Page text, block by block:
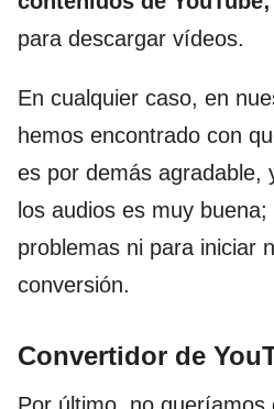
para descargar vídeos.
En cualquier caso, en
hemos encontrado con
es por demás agradable,
los audios es muy
problemas ni para iniciar
conversión.
Convertidor de